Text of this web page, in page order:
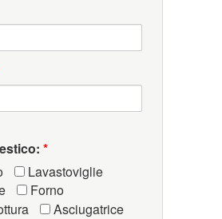
*
Lavastoviglie
Forno
Asciugatrice